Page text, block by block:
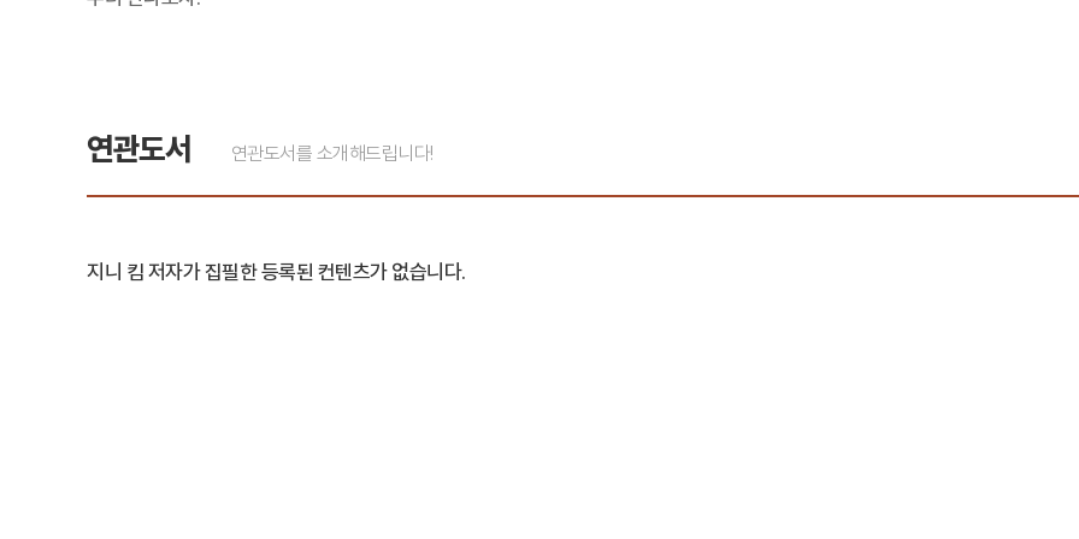
연관도서 연관도서를 소개해드립니다!
지니 킴 저자가 집필한 등록된 컨텐츠가 없습니다.